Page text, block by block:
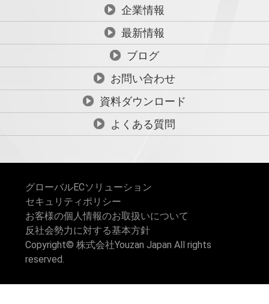
企業情報
最新情報
ブログ
お問い合わせ
資料ダウンロード
よくある質問
グローバルECソリューション
セキュリティポリシー
お客様の個人情報のお取扱いについて
反社会勢力に対する基本方針
Copyright© 株式会社Youzan Japan All rights
reserved.